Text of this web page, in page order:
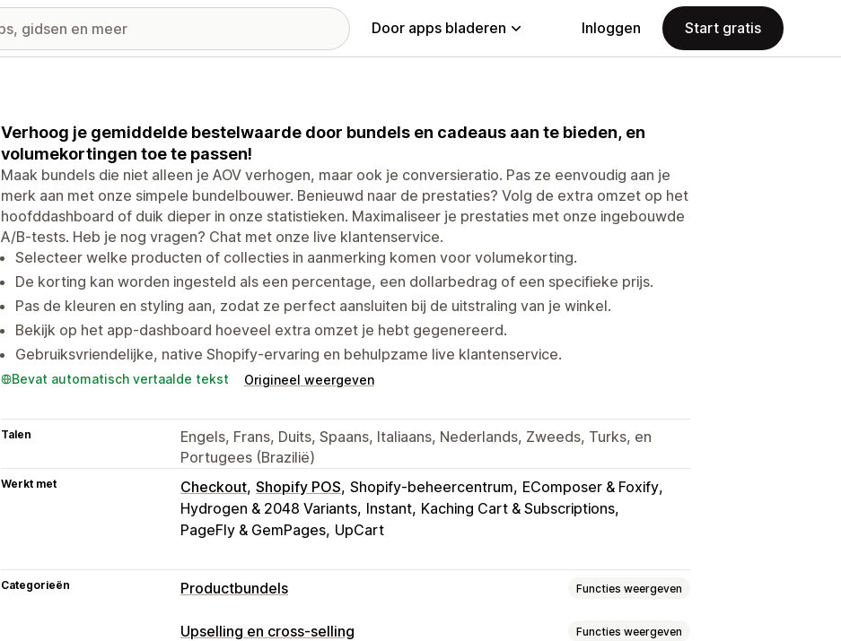
Door apps bladeren Inloggen Start gratis
Verhoog je gemiddelde bestelwaarde door bundels en cadeaus aan te bieden, en
volumekortingen toe te passen!
Maak bundels die niet alleen je AOV verhogen, maar ook je conversieratio. Pas ze eenvoudig aan je
merk aan met onze simpele bundelbouwer. Benieuwd naar de prestaties? Volg de extra omzet op het
hoofddashboard of duik dieper in onze statistieken. Maximaliseer je prestaties met onze ingebouwde
A/B-tests. Heb je nog vragen? Chat met onze live klantenservice.
Selecteer welke producten of collecties in aanmerking komen voor volumekorting.
De korting kan worden ingesteld als een percentage, een dollarbedrag of een specifieke prijs.
Pas de kleuren en styling aan, zodat ze perfect aansluiten bij de uitstraling van je winkel.
Bekijk op het app-dashboard hoeveel extra omzet je hebt gegenereerd.
Gebruiksvriendelijke, native Shopify-ervaring en behulpzame live klantenservice.
Bevat automatisch vertaalde tekst Origineel weergeven
Talen
Engels, Frans, Duits, Spaans, Italiaans, Nederlands, Zweeds, Turks, en
Portugees (Brazilië)
Werkt met Checkout Shopify POS Shopify-beheercentrum EComposer & Foxify
Hydrogen & 2048 Variants Instant Kaching Cart & Subscriptions
PageFly & GemPages UpCart
Categorieën Productbundels Functies weergeven
Soorten bundels
Upselling en cross-selling Functies weergeven